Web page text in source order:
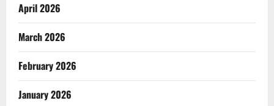
April 2026
March 2026
February 2026
January 2026